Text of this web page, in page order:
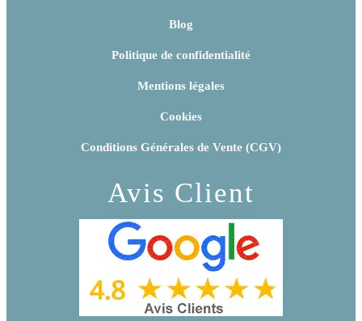
Blog
Politique de confidentialité
Mentions légales
Cookies
Conditions Générales de Vente (CGV)
Avis Client